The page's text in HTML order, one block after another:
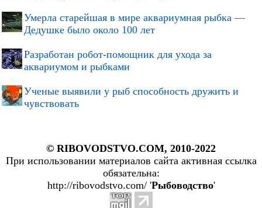
Умерла старейшая в мире аквариумная рыбка —
Дедушке было около 100 лет
Разработан робот-помощник для ухода за
аквариумом и рыбками
Ученые выявили у рыб способность дружить и
чувствовать
© RIBOVODSTVO.COM, 2010-2022
При использовании материалов сайта активная ссылка
обязательна:
http://ribovodstvo.com/ 'Рыбоводство'